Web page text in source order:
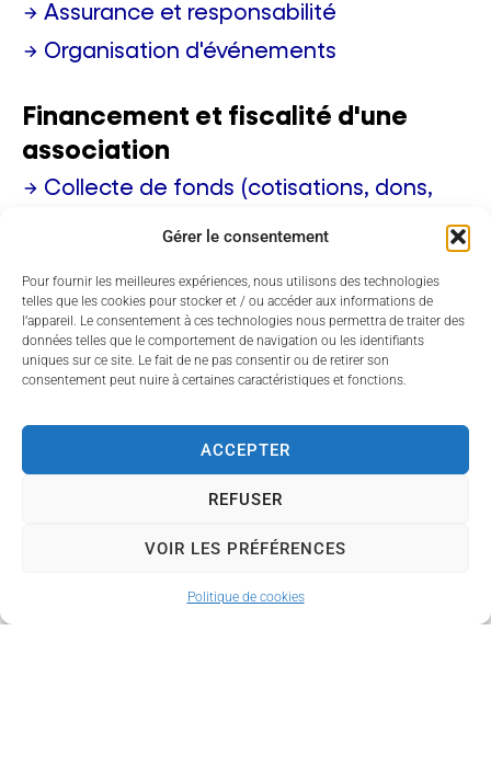
Gérer le consentement
Pour fournir les meilleures expériences, nous utilisons des technologies
telles que les cookies pour stocker et / ou accéder aux informations de
l’appareil. Le consentement à ces technologies nous permettra de traiter des
données telles que le comportement de navigation ou les identifiants
uniques sur ce site. Le fait de ne pas consentir ou de retirer son
consentement peut nuire à certaines caractéristiques et fonctions.
ACCEPTER
REFUSER
VOIR LES PRÉFÉRENCES
Politique de cookies
Assurance et responsabilité
Organisation d'événements
Financement et fiscalité d'une
association
Collecte de fonds (cotisations, dons,
loteries, braderies)
Associations spécifiques et
fondations
Associations reconnues d'utilité
publique et fondations
Associations sous régime légal spécial